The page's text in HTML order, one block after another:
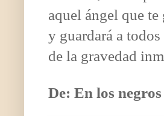
aquel ángel que te
y guardará a todos
de la gravedad
De: En los